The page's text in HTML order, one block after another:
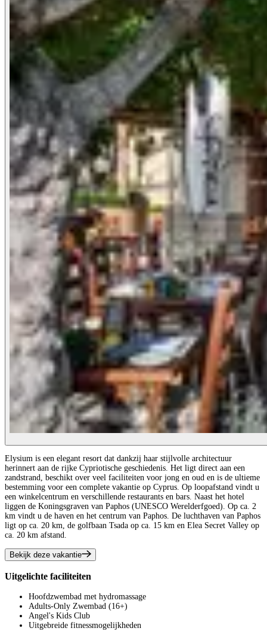
Elysium is een elegant resort dat dankzij haar stijlvolle architectuur
herinnert aan de rijke Cypriotische geschiedenis. Het ligt direct aan een
zandstrand, beschikt over veel faciliteiten voor jong en oud en is de ultieme
bestemming voor een complete vakantie op Cyprus. Op loopafstand vindt u
een winkelcentrum en verschillende restaurants en bars. Naast het hotel
liggen de Koningsgraven van Paphos (UNESCO Werelderfgoed). Op ca. 2
km vindt u de haven en het centrum van Paphos. De luchthaven van Paphos
ligt op ca. 20 km, de golfbaan Tsada op ca. 15 km en Elea Secret Valley op
ca. 20 km afstand.
Bekijk deze vakantie
Uitgelichte faciliteiten
Hoofdzwembad met hydromassage
Adults-Only Zwembad (16+)
Angel's Kids Club
Uitgebreide fitnessmogelijkheden